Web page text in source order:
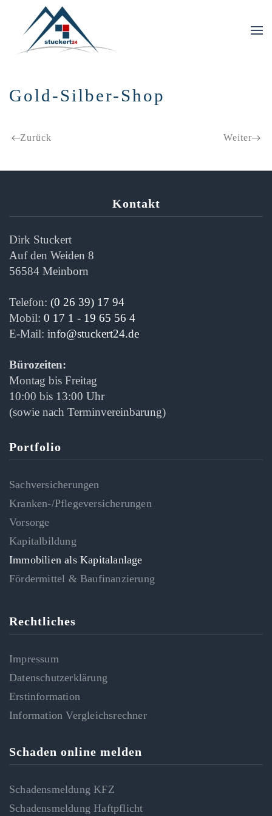
Skip to main content
Gold-Silber-Shop
Zurück Weiter
Kontakt
Dirk Stuckert
Auf den Weiden 8
56584 Meinborn
Telefon: (0 26 39) 17 94
Mobil: 0 17 1 - 19 65 56 4
E-Mail: info@stuckert24.de
Bürozeiten:
Montag bis Freitag
10:00 bis 13:00 Uhr
(sowie nach Terminvereinbarung)
Portfolio
Sachversicherungen
Kranken-/Pflegeversicherungen
Vorsorge
Kapitalbildung
Immobilien als Kapitalanlage
Fördermittel & Baufinanzierung
Rechtliches
Impressum
Datenschutzerklärung
Erstinformation
Information Vergleichsrechner
Schaden online melden
Schadensmeldung KFZ
Schadensmeldung Haftpflicht